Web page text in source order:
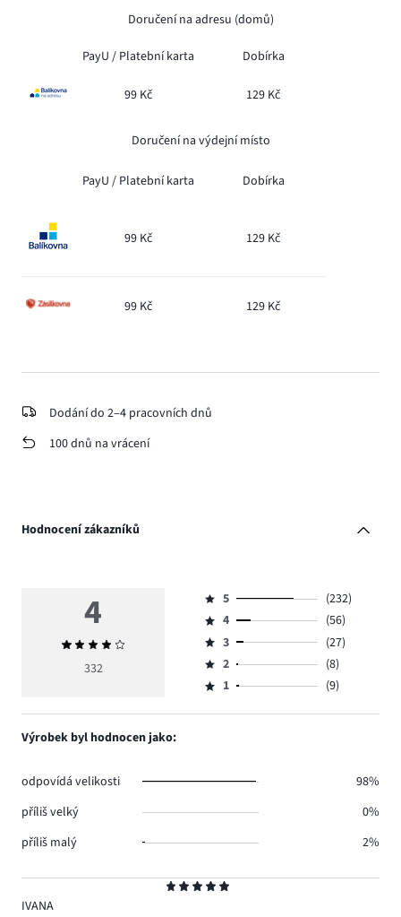
Doručení na adresu (domů)
PayU / Platební karta Dobírka
99 Kč 129 Kč
Doručení na výdejní místo
PayU / Platební karta Dobírka
99 Kč 129 Kč
99 Kč 129 Kč
Dodání do 2–4 pracovních dnů
100 dnů na vrácení
Hodnocení zákazníků
5
IVANA
4
Průměrné
hodnocení
332
Hodnocení
5,
počet
hlasů
232.
5
(232)
Hodnocení
4,
počet
hlasů
4
(56)
Hodnocení
3,
počet
3
(27)
Hodnocení
2,
2
(8)
Hodnocení
1,
1 (9)
Výrobek byl hodnocen jako:
odpovídá velikosti
98%
příliš velký
0%
příliš malý
2%